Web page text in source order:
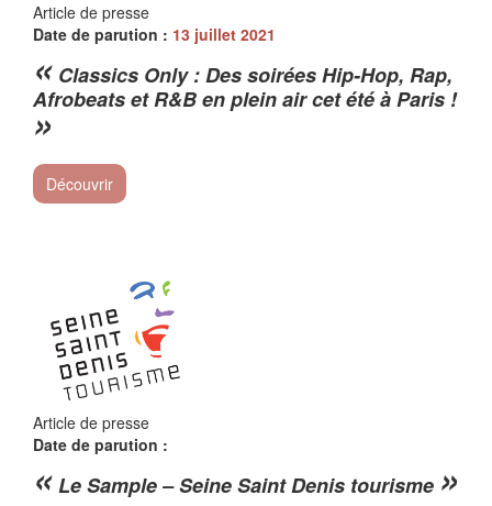
Article de presse
Date de parution : 13 juillet 2021
« Classics Only : Des soirées Hip-Hop, Rap,
Afrobeats et R&B en plein air cet été à Paris !
»
Découvrir
Article de presse
Date de parution :
«Le Sample – Seine Saint Denis tourisme »